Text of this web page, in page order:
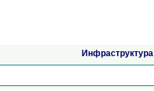
Инфраструктура